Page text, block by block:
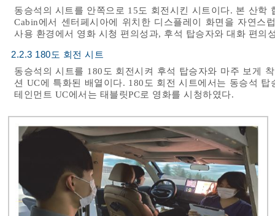
동승석의 시트를 안쪽으로 15도 회전시킨 시트이다. 본 산
Cabin에서 센터페시아에 위치한 디스플레이 화면을 자연스
사용 환경에서 영화 시청 편의성과, 후석 탑승자와 대화 편의
2.2.3 180도 회전 시트
동승석의 시트를 180도 회전시켜 후석 탑승자와 마주 보게
션 UC에 특화된 배열이다. 180도 회전 시트에서는 동승석
테인먼트 UC에서는 태블릿PC로 영화를 시청하였다.